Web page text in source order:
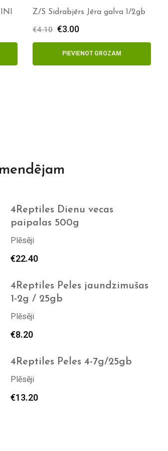
Z/S Sidrabjērs Jēra galva 1/2gb
€4.10 €3.00
PIEVIENOT GROZAM
4Reptiles Dienu vecas
paipalas 500g
Plēsēji
€22.40
4Reptiles Peles jaundzimušas
1-2g / 25gb
Plēsēji
€8.20
4Reptiles Peles 4-7g/25gb
Plēsēji
€13.20